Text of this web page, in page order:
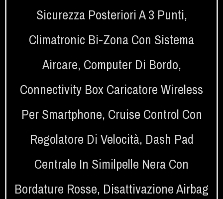
Sicurezza Posteriori A 3 Punti,
Climatronic Bi-Zona Con Sistema
Aircare, Computer Di Bordo,
Connectivity Box Caricatore Wireless
Per Smartphone, Cruise Control Con
Regolatore Di Velocità, Dash Pad
Centrale In Similpelle Nera Con
Bordature Rosse, Disattivazione Airbag